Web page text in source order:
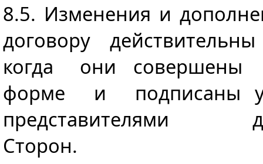
8.5. Изменения и
договору
когда они
форме и подписаны
представителями
Сторон.